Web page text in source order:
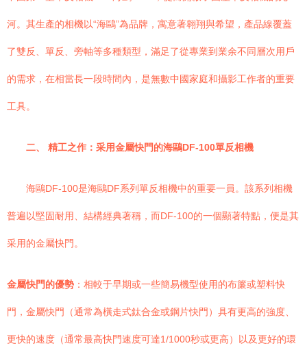
河。其生產的相機以“海鷗”為品牌，寓意著翱翔與希望，產品線覆蓋
了雙反、單反、旁軸等多種類型，滿足了從專業到業余不同層次用戶
的需求，在相當長一段時間內，是無數中國家庭和攝影工作者的重要
工具。
二、 精工之作：采用金屬快門的海鷗DF-100單反相機
海鷗DF-100是海鷗DF系列單反相機中的重要一員。該系列相機
普遍以堅固耐用、結構經典著稱，而DF-100的一個顯著特點，便是其
采用的金屬快門。
金屬快門的優勢 ：相較于早期或一些簡易機型使用的布簾或塑料快
門，金屬快門（通常為橫走式鈦合金或鋼片快門）具有更高的強度、
更快的速度（通常最高快門速度可達1/1000秒或更高）以及更好的環